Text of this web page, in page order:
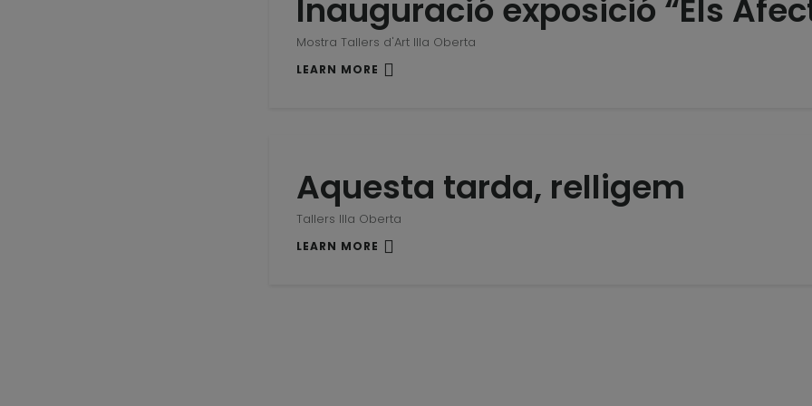
Inauguració exposició “Els
Mostra Tallers d'Art Illa Oberta
LEARN MORE
Aquesta tarda, relligem
Tallers Illa Oberta
LEARN MORE